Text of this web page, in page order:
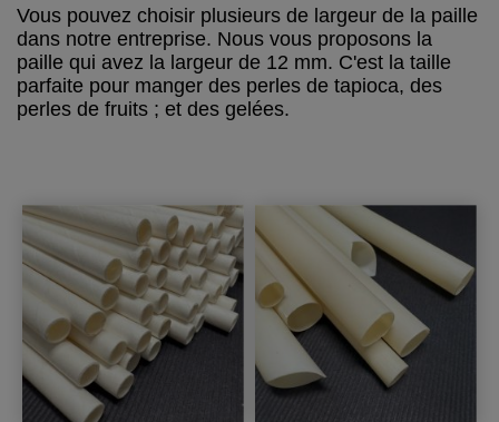
Vous pouvez choisir plusieurs de largeur de la paille
dans notre entreprise. Nous vous proposons la
paille qui avez la largeur de 12 mm. C'est la taille
parfaite pour manger des perles de tapioca, des
perles de fruits ; et des gelées.